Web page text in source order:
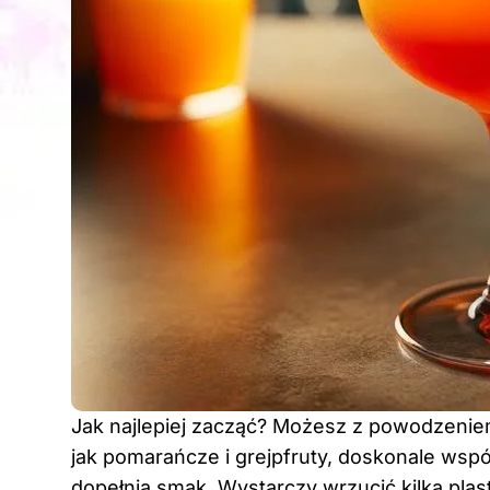
Jak najlepiej zacząć? Możesz z
jak pomarańcze i grejpfruty, doskonale